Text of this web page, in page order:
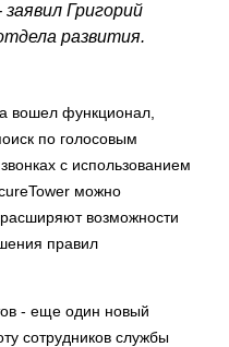
Григорий
развития.
вошел функционал,
по голосовым
с использованием
можно
возможности
правил
- еще один новый
сотрудников службы